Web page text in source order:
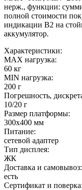
нерж., функции:
полной стоимости
индикации В2 на
аккумулятор.
Характеристики:
MAX нагрузка:
60 кг
MIN нагрузка:
200 г
Погрешность,
10/20 г
Размер платформы:
300х400 мм
Питание:
сетевой адаптер
Тип дисплея:
ЖК
Доставка и самовывоз:
есть
Сертификат и поверка: